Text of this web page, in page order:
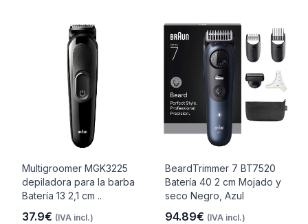
Multigroomer MGK3225
depiladora para la barba
Batería 13 2,1 cm ..
37.9€ (IVA incl.)
BeardTrimmer 7 BT7520
Batería 40 2 cm Mojado y
seco Negro, Azul
94.89€ (IVA incl.)